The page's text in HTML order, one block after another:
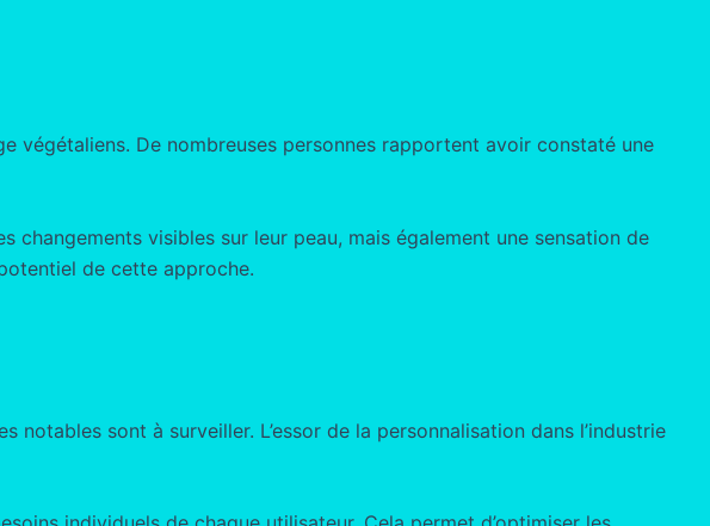
végétaliens. De nombreuses personnes rapportent avoir constaté une
visibles sur leur peau, mais également une sensation de
de cette approche.
sont à surveiller. L’essor de la personnalisation dans l’industrie